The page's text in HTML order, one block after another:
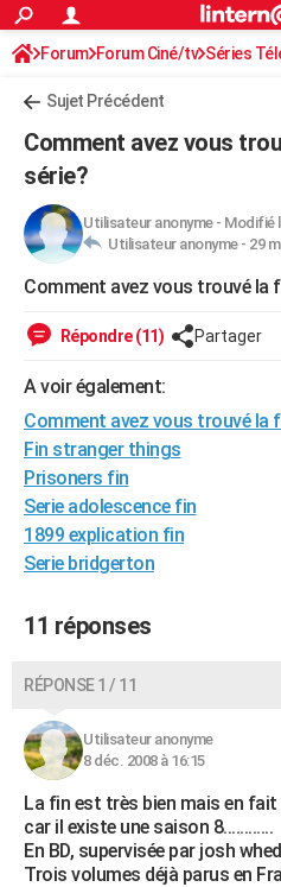
ACTUALITÉS
Politique
Société
Faits Divers
Education
Monde
Villes
+
Programme TV
Streaming
Cinéma
Sorties cinéma
Musique
FINANCE
Retraite
Impôts
Epargne
Immobilier
Risques naturels par ville
Banque
Assurance
Crédit
AUTO
Essais
Réserver un essai
Citadines
Berlines
SUV
Forum auto
HIGH-TECH
Guides de France
Escapades
Patrimoine
Expositions
Musées
Week-end nature
LIFESTYLE
Art de vivre
Bien-être
Loisirs
Mode
Modes de vie
SANTE
Alimentation
Guide de la santé
Maladies
Médicaments
Sommeil
VOYAGE
Destinations
City break
Voyage nature
Voyage de noces
Forum
Climat
+PHOTO
Carte de Noël
Carte Bonne année
Carte Saint-Valentin
Carte Pâques
Carte d'anniversaire
DICTIONNAIRE
Dictionnaire
Biographies
Citations
Expressions
Proverbes
PROGRAMME TV
COPAINS D'AVANT
Forum Forum Ciné/tv Séries
Sujet Précédent
Comment avez vous
série?
Utilisateur anonyme- Modifié
Utilisateur anonyme - 29
Comment avez vous trouvé la
Répondre (11) Partager
A voir également:
Comment avez vous trouvé la
Fin stranger things
Prisoners fin
Serie adolescence fin
1899 explication fin
Serie bridgerton
11 réponses
RÉPONSE 1 / 11
Utilisateur anonyme
8 déc. 2008 à 16:15
La fin est très bien mais en
car il existe une saison 8............
En BD, supervisée par josh
Trois volumes déjà parus en